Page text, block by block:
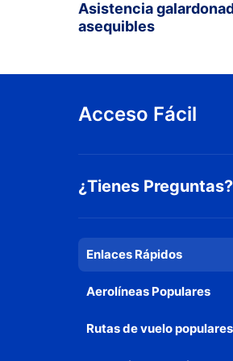
Asistencia
asequibles
Acceso Fácil
¿Tienes Preguntas?
Enlaces Rápidos
Aerolíneas Populares
Rutas de vuelo populares